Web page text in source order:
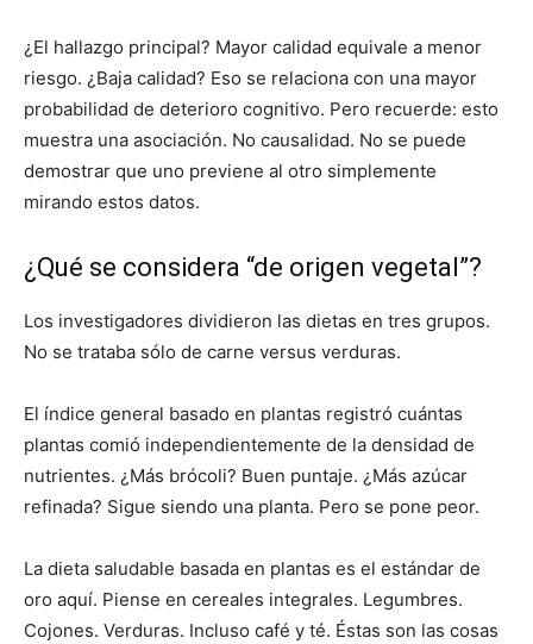
¿El hallazgo principal? Mayor calidad equivale a menor
riesgo. ¿Baja calidad? Eso se relaciona con una mayor
probabilidad de deterioro cognitivo. Pero recuerde: esto
muestra una asociación. No causalidad. No se puede
demostrar que uno previene al otro simplemente
mirando estos datos.
¿Qué se considera “de origen vegetal”?
Los investigadores dividieron las dietas en tres grupos.
No se trataba sólo de carne versus verduras.
El índice general basado en plantas registró cuántas
plantas comió independientemente de la densidad de
nutrientes. ¿Más brócoli? Buen puntaje. ¿Más azúcar
refinada? Sigue siendo una planta. Pero se pone peor.
La dieta saludable basada en plantas es el estándar de
oro aquí. Piense en cereales integrales. Legumbres.
Cojones. Verduras. Incluso café y té. Éstas son las cosas